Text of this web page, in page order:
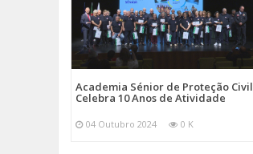
Academia Sénior de Proteção Civil
Celebra 10 Anos de Atividade
04 Outubro 2024 0 K